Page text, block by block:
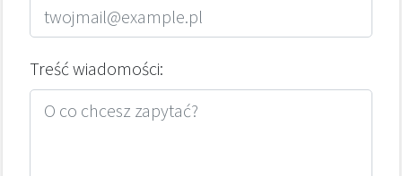
Treść wiadomości: